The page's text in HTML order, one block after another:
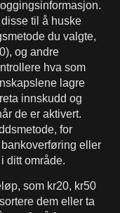
til å huske
du valgte,
og andre
hva som
lagre
innskudd og
de er aktivert.
for
eller
ditt område.
som kr20, kr50
dem eller ta